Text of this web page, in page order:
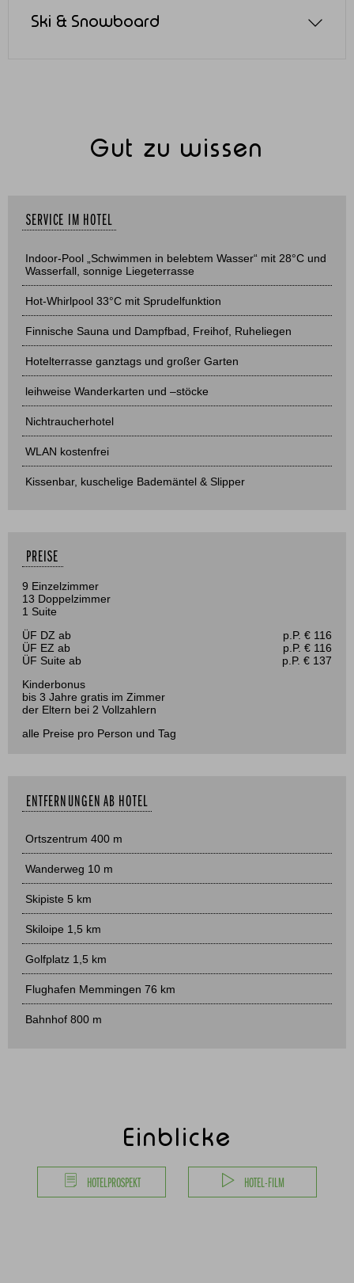
Ski & Snowboard
Gut zu wissen
SERVICE IM HOTEL
Indoor-Pool „Schwimmen in belebtem Wasser“ mit 28°C und
Wasserfall, sonnige Liegeterrasse
Hot-Whirlpool 33°C mit Sprudelfunktion
Finnische Sauna und Dampfbad, Freihof, Ruheliegen
Hotelterrasse ganztags und großer Garten
leihweise Wanderkarten und –stöcke
Nichtraucherhotel
WLAN kostenfrei
Kissenbar, kuschelige Bademäntel & Slipper
PREISE
9 Einzelzimmer
13 Doppelzimmer
1 Suite
ÜF DZ ab
p.P. € 116
ÜF EZ ab
p.P. € 116
ÜF Suite ab
p.P. € 137
Kinderbonus
bis 3 Jahre gratis im Zimmer
der Eltern bei 2 Vollzahlern
alle Preise pro Person und Tag
ENTFERNUNGEN AB HOTEL
Ortszentrum 400 m
Wanderweg 10 m
Skipiste 5 km
Skiloipe 1,5 km
Golfplatz 1,5 km
Flughafen Memmingen 76 km
Bahnhof 800 m
Einblicke
HOTELPROSPEKT HOTEL-FILM